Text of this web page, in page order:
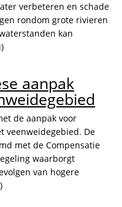
verbeteren en schade
rondom grote rivieren
kan
aanpak
de aanpak voor
veenweidegebied. De
met de Compensatie
waarborgt
van hogere